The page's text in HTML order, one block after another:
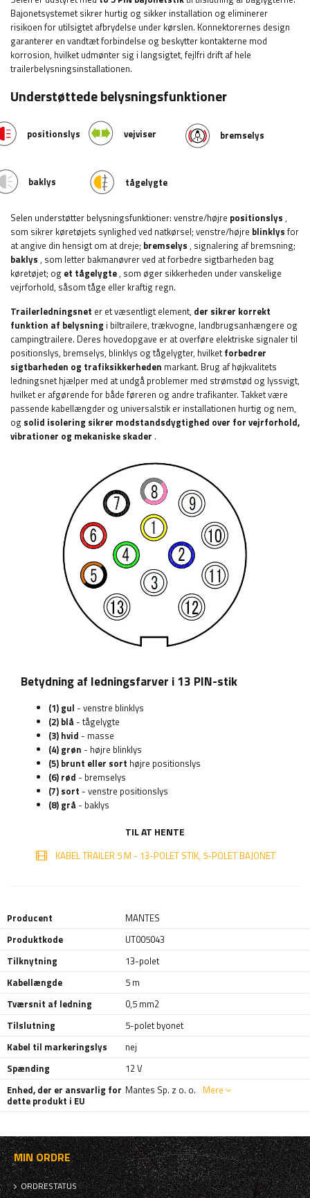
Bajonetsystemet sikrer hurtig og sikker installation og eliminerer
risikoen for utilsigtet afbrydelse under kørslen. Konnektorernes design
garanterer en vandtæt forbindelse og beskytter kontakterne mod
korrosion, hvilket udmønter sig i langsigtet, fejlfri drift af hele
trailerbelysningsinstallationen.
Understøttede belysningsfunktioner
positionslys
baklys
vejviser
tågelygte
bremselys
Selen understøtter belysningsfunktioner: venstre/højre positionslys ,
som sikrer køretøjets synlighed ved natkørsel; venstre/højre blinklys for
at angive din hensigt om at dreje; bremselys , signalering af bremsning;
baklys , som letter bakmanøvrer ved at forbedre sigtbarheden bag
køretøjet; og et tågelygte, som øger sikkerheden under vanskelige
vejrforhold, såsom tåge eller kraftig regn.
Trailerledningsnet er et væsentligt element, der sikrer korrekt
funktion af belysning i biltrailere, trækvogne, landbrugsanhængere og
campingtrailere. Deres hovedopgave er at overføre elektriske signaler til
positionslys, bremselys, blinklys og tågelygter, hvilketforbedrer
sigtbarheden og trafiksikkerheden markant. Brug af højkvalitets
ledningsnet hjælper med at undgå problemer med strømstød og lyssvigt,
hvilket er afgørende for både føreren og andre trafikanter. Takket være
passende kabellængder og universalstik er installationen hurtig og nem,
og solid isolering sikrer modstandsdygtighed over for vejrforhold,
vibrationer og mekaniske skader .
Betydning af ledningsfarver i 13 PIN-stik
(1) gul - venstre blinklys
(2) blå - tågelygte
(3) hvid - masse
(4) grøn - højre blinklys
(5) brunt eller sort højre positionslys
(6) rød - bremselys
(7) sort - venstre positionslys
(8) grå - baklys
TIL AT HENTE
KABEL TRAILER 5 M - 13-POLET STIK, 5-POLET BAJONET
Producent
MANTES
Produktkode
UT005043
Tilknytning
13-polet
Kabellængde
5 m
Tværsnit af ledning
0,5 mm2
Tilslutning
5-polet byonet
Kabel til markeringslys
nej
Spænding
12 V
Enhed, der er ansvarlig for
dette produkt i EU
Mantes Sp. z o. o. Mere
MIN ORDRE
ORDRESTATUS